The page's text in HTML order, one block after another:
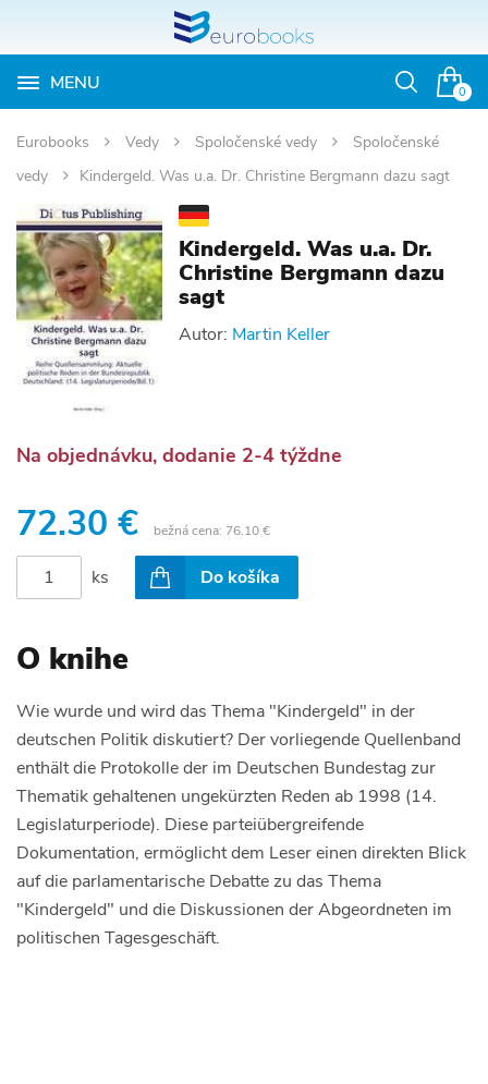
0
MENU
Otvoriť
Eurobooks Vedy Spoločenské vedy
Spoločenské
vedy
Kindergeld. Was u.a. Dr. Christine Bergmann dazu sagt
Kindergeld. Was u.a. Dr.
Christine Bergmann dazu
sagt
Autor: Martin Keller
Na objednávku, dodanie 2-4 týždne
72.30 € bežná cena: 76.10 €
ks Do košíka
O knihe
Wie wurde und wird das Thema "Kindergeld" in der
deutschen Politik diskutiert? Der vorliegende Quellenband
enthält die Protokolle der im Deutschen Bundestag zur
Thematik gehaltenen ungekürzten Reden ab 1998 (14.
Legislaturperiode). Diese parteiübergreifende
Dokumentation, ermöglicht dem Leser einen direkten Blick
auf die parlamentarische Debatte zu das Thema
"Kindergeld" und die Diskussionen der Abgeordneten im
politischen Tagesgeschäft.